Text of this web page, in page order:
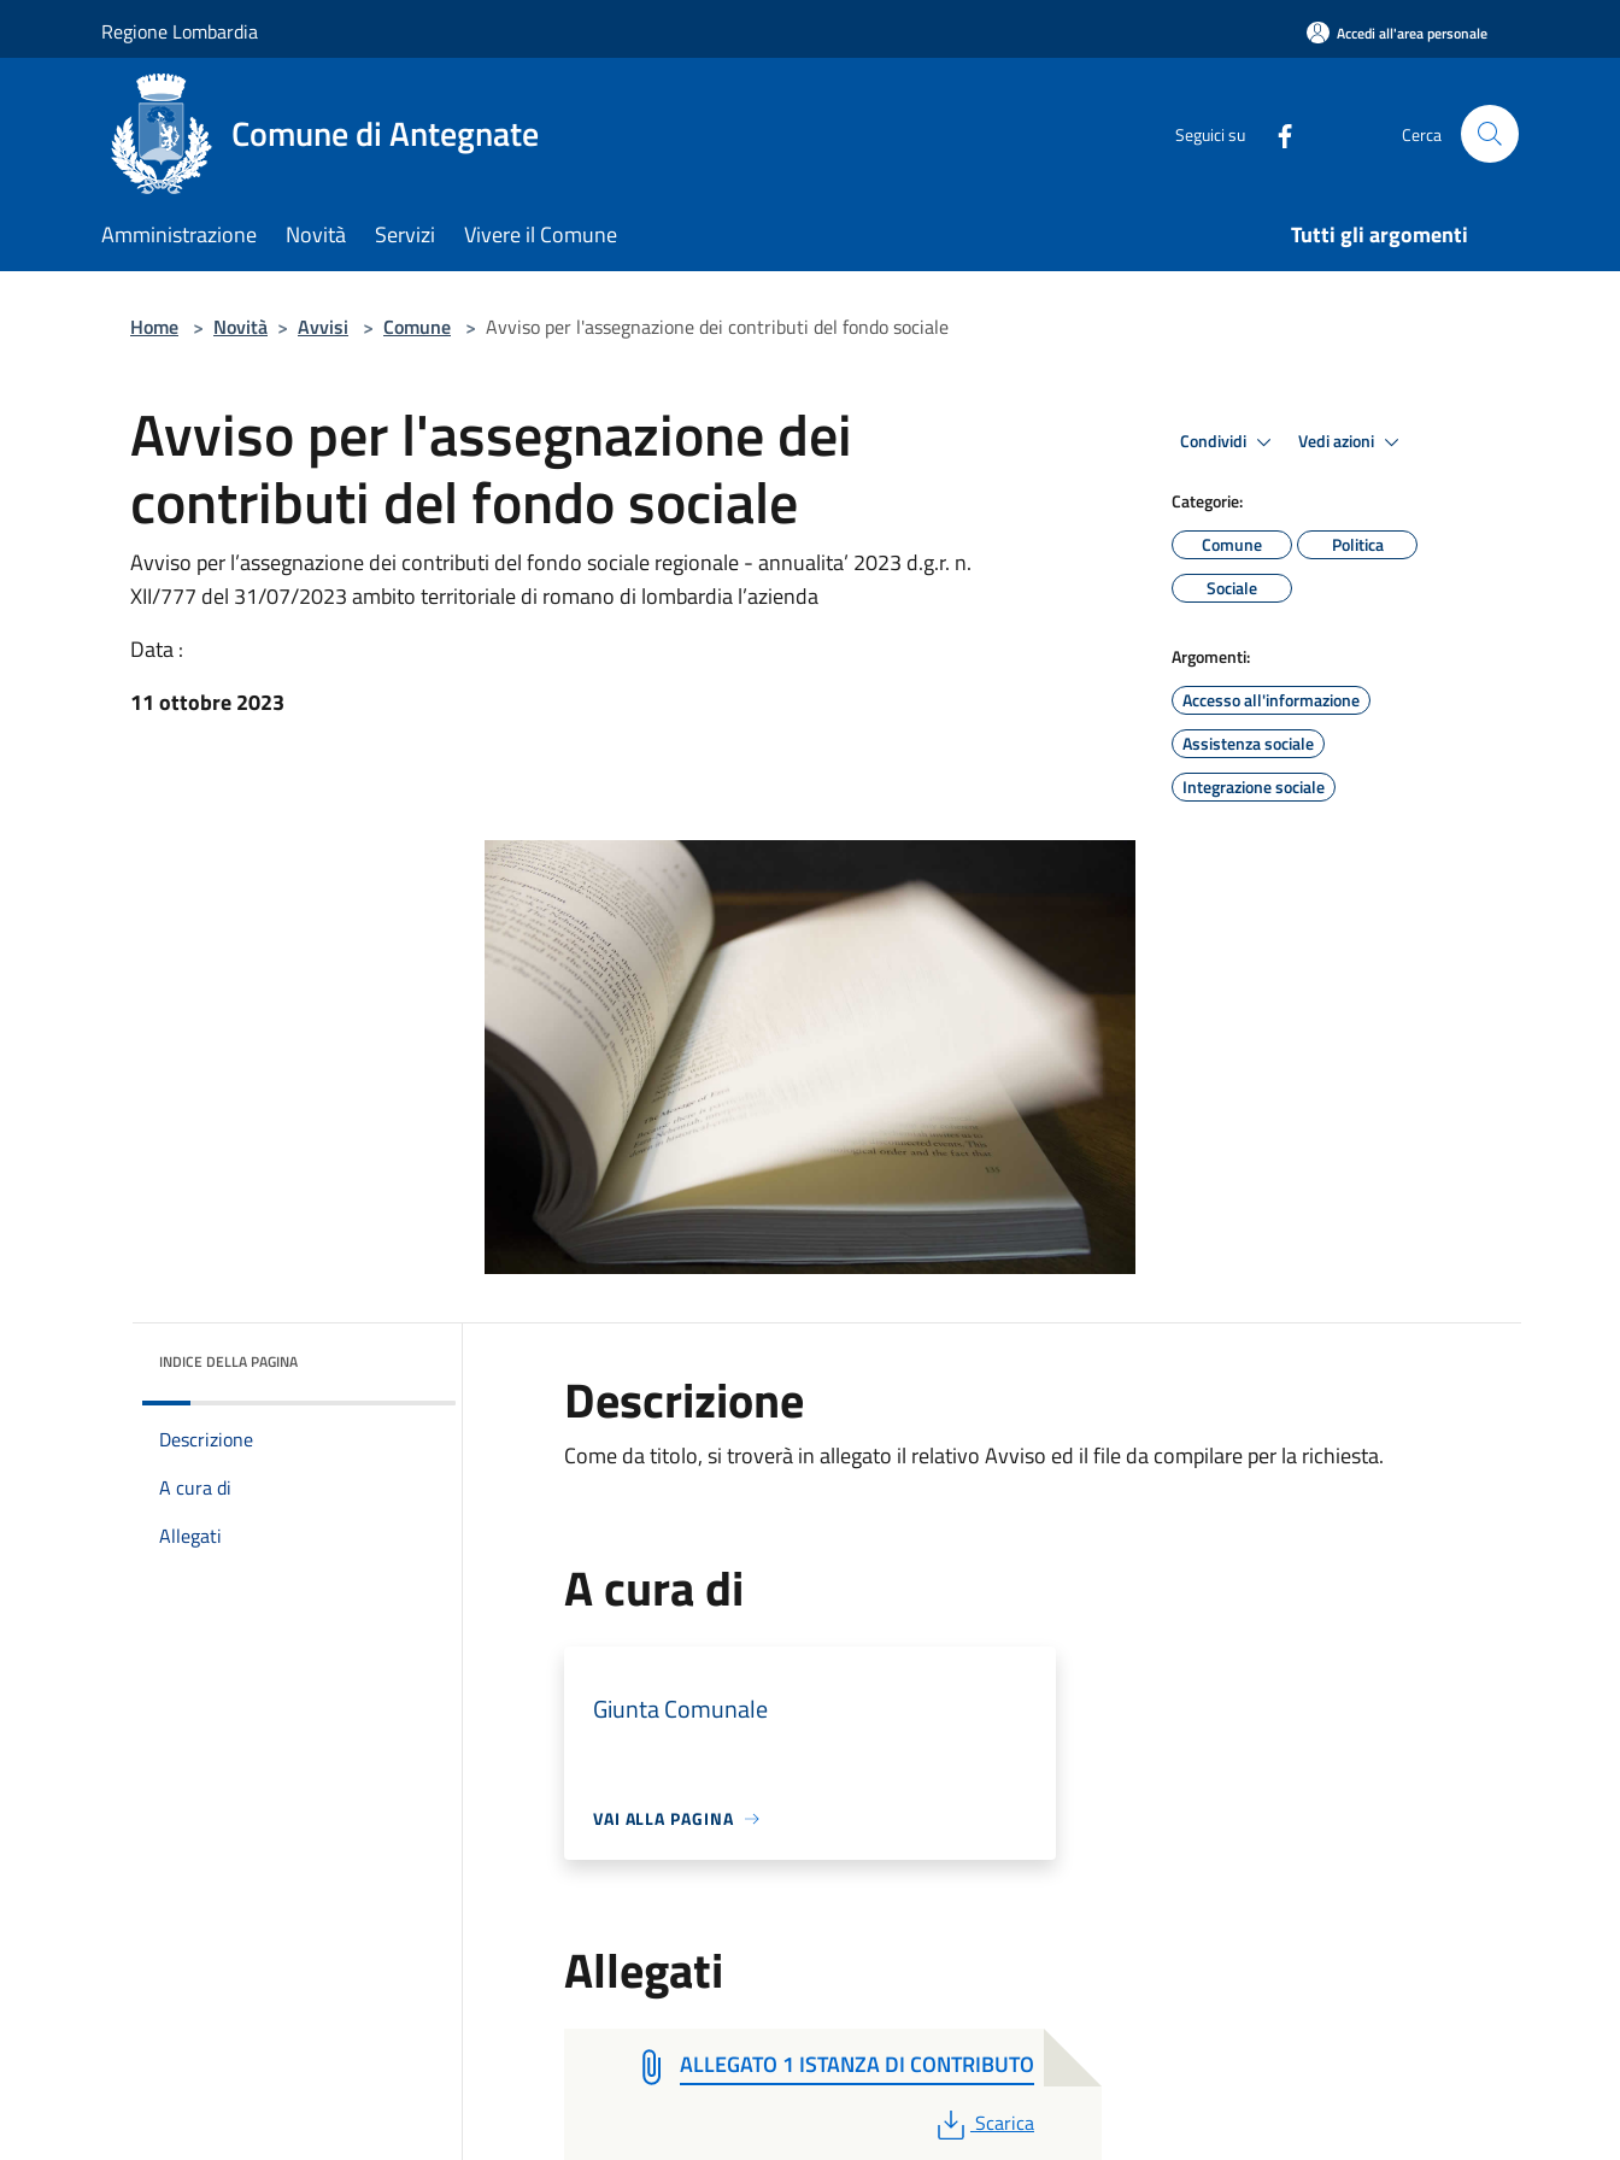
Regione Lombardia Accedi all'area personale
Comune di Antegnate Seguici su Cerca
Amministrazione Novità Servizi Vivere il Comune Tutti gli argomenti
Home > Novità > Avvisi > Comune > Avviso per l'assegnazione dei contributi del fondo sociale
Avviso per l'assegnazione dei
contributi del fondo sociale
Avviso per l’assegnazione dei contributi del fondo sociale regionale - annualita’ 2023 d.g.r. n.
XII/777 del 31/07/2023 ambito territoriale di romano di lombardia l’azienda
Data :
11 ottobre 2023
Condividi Vedi azioni
Categorie:
Comune
Politica
Sociale
Argomenti:
Accesso all'informazione
Assistenza sociale
Integrazione sociale
INDICE DELLA PAGINA
Descrizione
A cura di
Allegati
Descrizione
Come da titolo, si troverà in allegato il relativo Avviso ed il file da compilare per la richiesta.
A cura di
Giunta Comunale
VAI ALLA PAGINA
Allegati
ALLEGATO 1 ISTANZA DI CONTRIBUTO
PDF
Scarica